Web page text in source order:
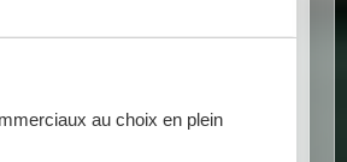
au choix en plein